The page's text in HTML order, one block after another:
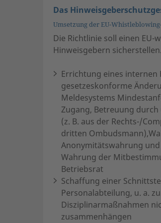
Das
Umsetzung der EU-
Die Richtlinie soll einen EU-
Hinweisgebern
Errichtung eines internen
gesetzeskonforme
Meldesystems
Zugang, Betreuung
(z. B. aus der Rechts-/
dritten
Anonymitätswahrung und
Wahrung der
Betriebsrat
Schaffung einer
Personalabteilung, u. a.
Disziplinarmaßnahmen
zusammenhängen